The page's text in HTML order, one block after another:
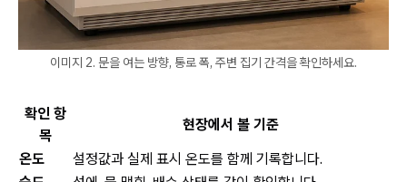
이미지 2. 문을 여는 방향, 통로 폭, 주변 집기 간격을 확인하세요.
확인 항
목
현장에서 볼 기준
온도
설정값과 실제 표시 온도를 함께 기록합니다.